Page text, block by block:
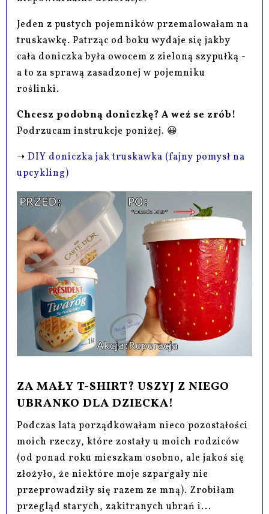
Jeden z pustych pojemników przemalowałam na
truskawkę. Patrząc od boku wydaje się jakby
cała doniczka była owocem z zieloną szypułką -
a to za sprawą zasadzonej w pojemniku
roślinki.
Chcesz podobną doniczkę? A weź se zrób!
Podrzucam instrukcje poniżej. 😀
➝DIY doniczka jak truskawka (fajny pomysł na
upcykling)
ZA MAŁY T-SHIRT? USZYJ Z NIEGO
UBRANKO DLA DZIECKA!
Podczas lata porządkowałam nieco pozostałości
moich rzeczy, które zostały u moich rodziców
(od ponad roku mieszkam osobno, ale jakoś się
złożyło, że niektóre moje szpargały nie
przeprowadziły się razem ze mną). Zrobiłam
przegląd starych, zakitranych ubrań i...